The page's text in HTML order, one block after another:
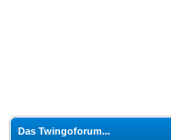
Das Twingoforum...